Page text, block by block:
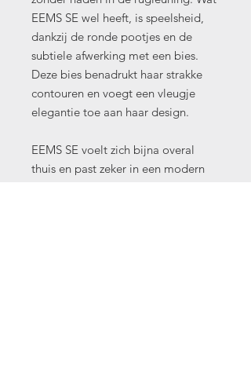
EEMS SE wel heeft, is speelsheid,
dankzij de ronde pootjes en de
subtiele afwerking met een bies.
Deze bies benadrukt haar strakke
contouren en voegt een vleugje
elegantie toe aan haar design.
EEMS SE voelt zich bijna overal
thuis en past zeker in een modern